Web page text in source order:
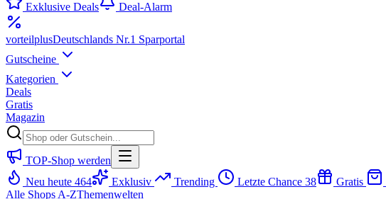
Exklusive Deals
Deal-Alarm
vorteilplusDeutschlands Nr.1 Sparportal
Gutscheine
Kategorien
Deals
Gratis
Magazin
TOP-Shop werden
Neu heute 464 Exklusiv Trending Letzte Chance 38 Gratis
Alle Shops A-ZThemenwelten